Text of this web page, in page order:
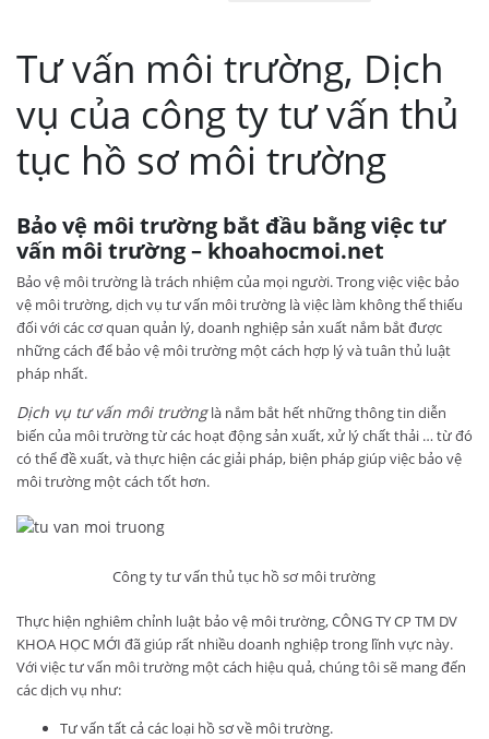
Tư vấn môi trường, Dịch
vụ của công ty tư vấn thủ
tục hồ sơ môi trường
Bảo vệ môi trường bắt đầu bằng việc tư
vấn môi trường – khoahocmoi.net
Bảo vệ môi trường là trách nhiệm của mọi người. Trong việc việc bảo
vệ môi trường, dịch vụ tư vấn môi trường là việc làm không thể thiếu
đối với các cơ quan quản lý, doanh nghiệp sản xuất nắm bắt được
những cách để bảo vệ môi trường một cách hợp lý và tuân thủ luật
pháp nhất.
Dịch vụ tư vấn môi trườnglà nắm bắt hết những thông tin diễn
biến của môi trường từ các hoạt động sản xuất, xử lý chất thải … từ đó
có thể đề xuất, và thực hiện các giải pháp, biện pháp giúp việc bảo vệ
môi trường một cách tốt hơn.
Công ty tư vấn thủ tục hồ sơ môi trường
Thực hiện nghiêm chỉnh luật bảo vệ môi trường, CÔNG TY CP TM DV
KHOA HỌC MỚI đã giúp rất nhiều doanh nghiệp trong lĩnh vực này.
Với việc tư vấn môi trường một cách hiệu quả, chúng tôi sẽ mang đến
các dịch vụ như:
Tư vấn tất cả các loại hồ sơ về môi trường.